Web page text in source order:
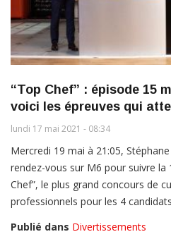
“Top Chef” : épisode 15
voici les épreuves qui
lundi 17 mai 2021 - 08:34
Mercredi 19 mai à 21:05,
rendez-vous sur M6 pour suivre la
Chef”, le plus grand concours de
professionnels pour les 4
Publié dans Divertissements